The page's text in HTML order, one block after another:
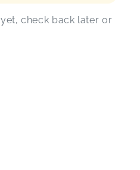
check back later or